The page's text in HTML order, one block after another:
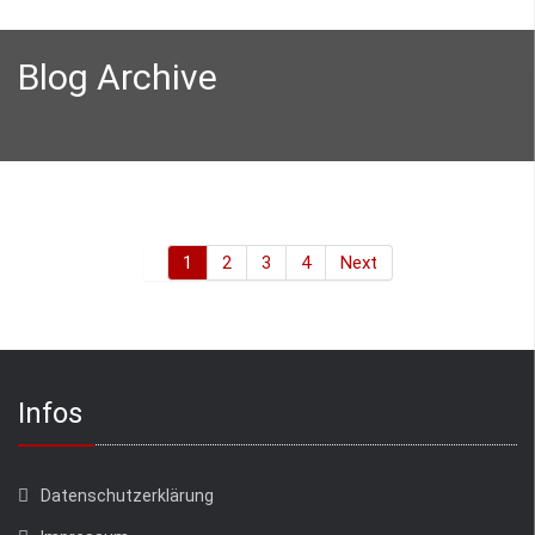
Blog Archive
1 2 3 4 Next
Infos
Datenschutzerklärung